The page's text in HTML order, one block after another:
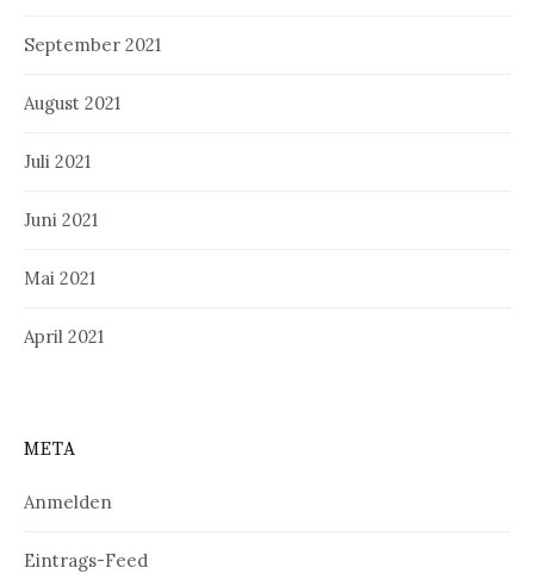
September 2021
August 2021
Juli 2021
Juni 2021
Mai 2021
April 2021
META
Anmelden
Eintrags-Feed